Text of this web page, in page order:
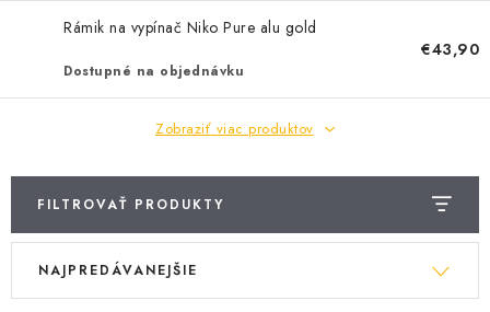
ELEKTRICKÉ VYKUROVANIE A VENTILÁCIA
NÁRADIE A KOTVIACI MATERIÁL
ÚLOŽNÝ MATERIÁL
ZÁSUVKY A VYPÍNAČE
Rámik na vypínač Niko Pure alu gold
Dostupné na objednávku
€43,90
Zobraziť viac produktov
FILTROVAŤ PRODUKTY
V
R
NAJPREDÁVANEJŠIE